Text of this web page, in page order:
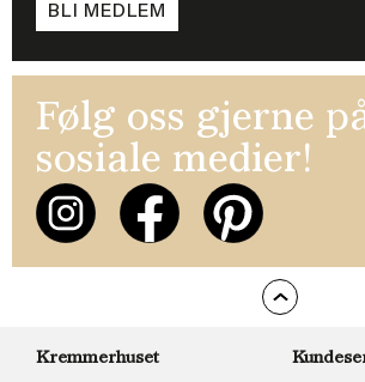
BLI MEDLEM
Følg oss gjerne
sosiale medier!
Kremmerhuset